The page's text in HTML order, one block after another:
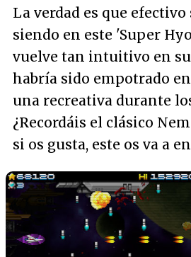
La verdad es que
siendo en este 'Super
vuelve tan intuitivo en
habría sido empotrado
una recreativa durante
¿Recordáis el clásico
si os gusta, este os va a